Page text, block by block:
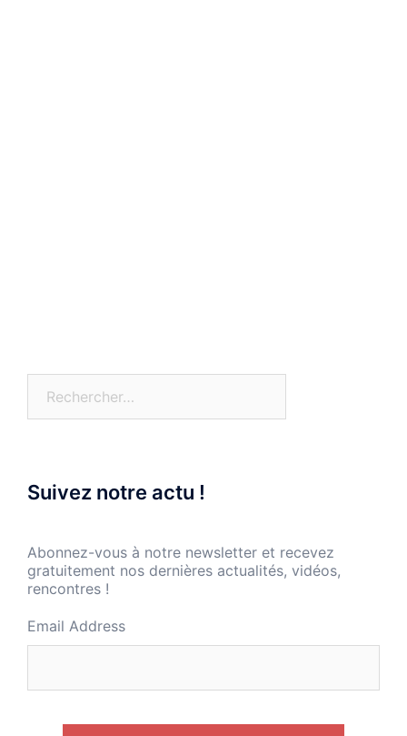
Suivez notre actu !
Abonnez-vous à notre newsletter et recevez
gratuitement nos dernières actualités, vidéos,
rencontres !
Email Address